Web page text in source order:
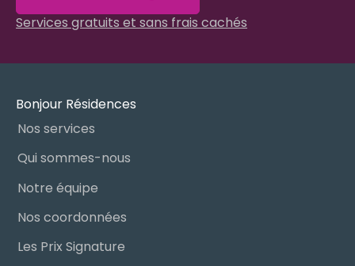
Services gratuits et sans frais cachés
Bonjour Résidences
Nos services
Qui sommes-nous
Notre équipe
Nos coordonnées
Les Prix Signature